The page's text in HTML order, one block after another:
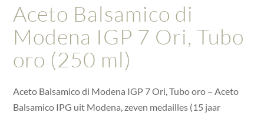
Aceto Balsamico di
Modena IGP 7 Ori, Tubo
oro (250 ml)
Aceto Balsamico di Modena IGP 7 Ori, Tubo oro – Aceto
Balsamico IPG uit Modena, zeven medailles (15 jaar